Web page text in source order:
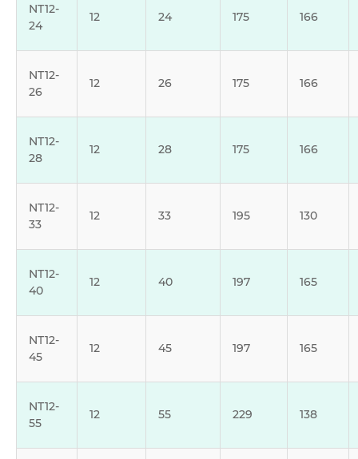
NT12-
24
12 24 175 166
NT12-
26
12 26 175 166
NT12-
28
12 28 175 166
NT12-
33
12 33 195 130
NT12-
40
12 40 197 165
NT12-
45
12 45 197 165
NT12-
55
12 55 229 138